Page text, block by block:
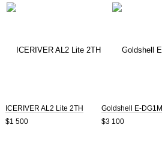
ICERIVER AL2 Lite 2TH
$1 500
Goldshell E-DG1M
$3 100